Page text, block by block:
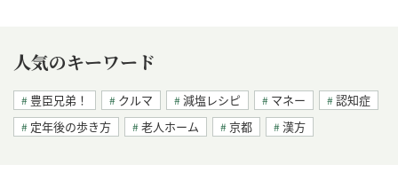
人気のキーワード
豊臣兄弟！ クルマ 減塩レシピ マネー
認知症
定年後の歩き方
老人ホーム 京都 漢方